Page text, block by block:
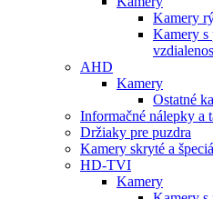
Kamery
Kamery s
AHD
Kamery
Ostatné
Informačné nálepky a
Držiaky pre puzdra
Kamery skryté a
HD-TVI
Kamery